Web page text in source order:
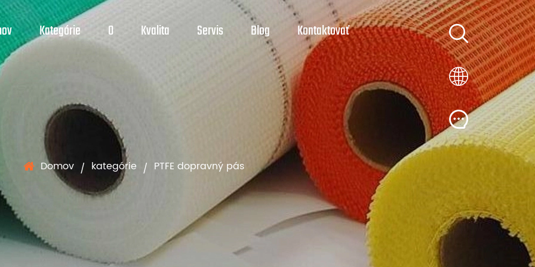
Kategórie O Kvalita Servis Blog Kontaktovať
Domov / kategórie / PTFE dopravný pás